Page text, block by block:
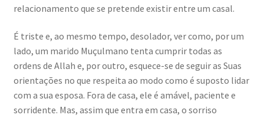
relacionamento que se pretende existir entre um casal.
É triste e, ao mesmo tempo, desolador, ver como, por um
lado, um marido Muçulmano tenta cumprir todas as
ordens de Allah e, por outro, esquece-se de seguir as Suas
orientações no que respeita ao modo como é suposto lidar
com a sua esposa. Fora de casa, ele é amável, paciente e
sorridente. Mas, assim que entra em casa, o sorriso